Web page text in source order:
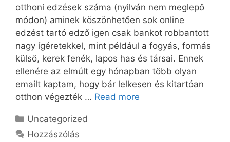
otthoni edzések száma (nyilván nem meglepő
módon) aminek köszönhetően sok online
edzést tartó edző igen csak bankot robbantott
nagy ígéretekkel, mint például a fogyás, formás
külső, kerek fenék, lapos has és társai. Ennek
ellenére az elmúlt egy hónapban több olyan
emailt kaptam, hogy bár lelkesen és kitartóan
otthon végezték … Read more
Kategória
Uncategorized
Hozzászólás